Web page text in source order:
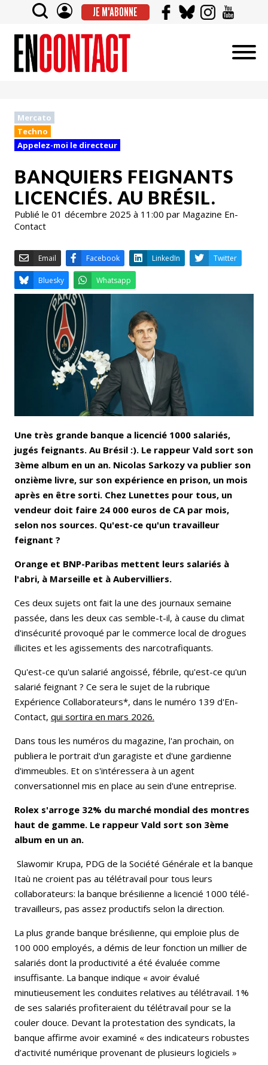
JE M'ABONNE
Mercato
Techno
Appelez-moi le directeur
BANQUIERS FEIGNANTS
LICENCIÉS. AU BRÉSIL.
Publié le 01 décembre 2025 à 11:00 par Magazine En-
Contact
Email Facebook
Bluesky Whatsapp
Une très grande banque a licencié 1000 salariés,
jugés feignants. Au Brésil :). Le rappeur Vald sort son
3ème album en un an. Nicolas Sarkozy va publier son
onzième livre, sur son expérience en prison, un mois
après en être sorti. Chez Lunettes pour tous, un
vendeur doit faire 24 000 euros de CA par mois,
selon nos sources. Qu'est-ce qu'un travailleur
feignant ?
Orange et BNP-Paribas mettent leurs salariés à
l'abri, à Marseille et à Aubervilliers.
Ces deux sujets ont fait la une des journaux semaine
passée, dans les deux cas semble-t-il, à cause du climat
d'insécurité provoqué par le commerce local de drogues
illicites et les agissements des narcotrafiquants.
Qu'est-ce qu'un salarié angoissé, fébrile, qu'est-ce qu'un
salarié feignant ? Ce sera le sujet de la rubrique
Expérience Collaborateurs*, dans le numéro 139 d'En-
Contact, qui sortira en mars 2026.
Dans tous les numéros du magazine, l'an prochain, on
publiera le portrait d'un garagiste et d'une gardienne
d'immeubles. Et on s'intéressera à un agent
conversationnel mis en place au sein d'une entreprise.
Rolex s'arroge 32% du marché mondial des montres
haut de gamme. Le rappeur Vald sort son 3ème
album en un an.
Slawomir Krupa, PDG de la Société Générale et la banque
Itaù ne croient pas au télétravail pour tous leurs
collaborateurs: la banque brésilienne a licencié 1000 télé-
travailleurs, pas assez productifs selon la direction.
La plus grande banque brésilienne, qui emploie plus de
100 000 employés, a démis de leur fonction un millier de
salariés dont la productivité a été évaluée comme
insuffisante. La banque indique « avoir évalué
minutieusement les conduites relatives au télétravail. 1%
de ses salariés profiteraient du télétravail pour se la
couler douce. Devant la protestation des syndicats, la
banque affirme avoir examiné « des indicateurs robustes
d’activité numérique provenant de plusieurs logiciels »